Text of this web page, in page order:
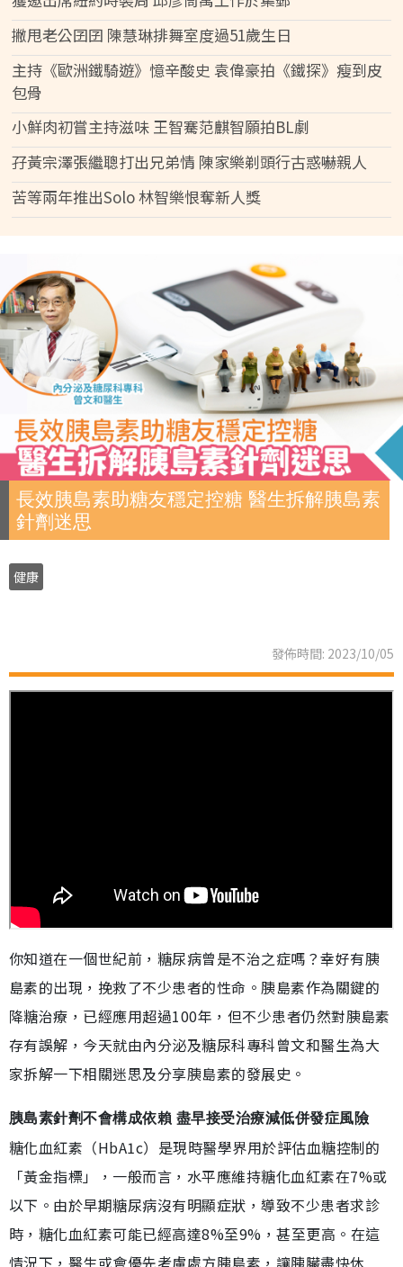
撇甩老公囝囝 陳慧琳排舞室度過51歲生日
主持《歐洲鐵騎遊》憶辛酸史 袁偉豪拍《鐵探》瘦到皮
包骨
小鮮肉初嘗主持滋味 王智騫范麒智願拍BL劇
孖黃宗澤張繼聰打出兄弟情 陳家樂剃頭行古惑嚇親人
苦等兩年推出Solo 林智樂恨奪新人獎
長效胰島素助糖友穩定控糖 醫生拆解胰島素
針劑迷思
健康
發佈時間: 2023/10/05
你知道在一個世紀前，糖尿病曾是不治之症嗎？幸好有胰
島素的出現，挽救了不少患者的性命。胰島素作為關鍵的
降糖治療，已經應用超過100年，但不少患者仍然對胰島素
存有誤解，今天就由內分泌及糖尿科專科曾文和醫生為大
家拆解一下相關迷思及分享胰島素的發展史。
胰島素針劑不會構成依賴 盡早接受治療減低併發症風險
糖化血紅素（HbA1c）是現時醫學界用於評估血糖控制的
「黃金指標」，一般而言，水平應維持糖化血紅素在7%或
以下。由於早期糖尿病沒有明顯症狀，導致不少患者求診
時，糖化血紅素可能已經高達8%至9%，甚至更高。在這
情況下，醫生或會優先考慮處方胰島素，讓胰臟盡快休